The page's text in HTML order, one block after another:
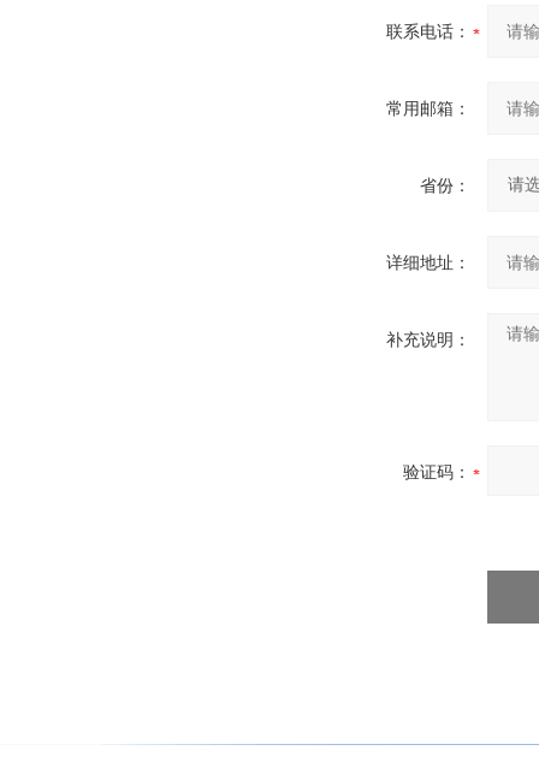
联系电话：
常用邮箱：
省份：
详细地址：
补充说明：
验证码：